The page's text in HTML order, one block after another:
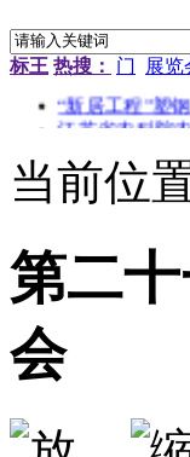
标王 热搜： 门 展览
江苏省农科院
南京通信研发
资料档案库房
当前位
第二
会